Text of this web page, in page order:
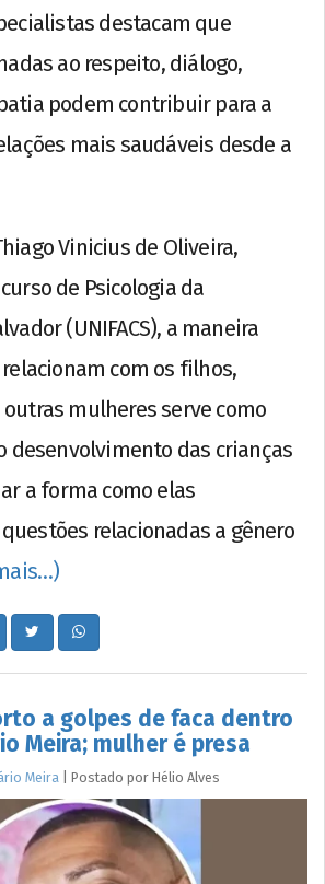
destacam que
ao respeito, diálogo,
podem contribuir para a
mais saudáveis desde a
Vinicius de Oliveira,
de Psicologia da
(UNIFACS), a maneira
com os filhos,
mulheres serve como
desenvolvimento das crianças
a forma como elas
relacionadas a gênero
a golpes de faca dentro
Meira; mulher é presa
Meira Postado por Hélio Alves